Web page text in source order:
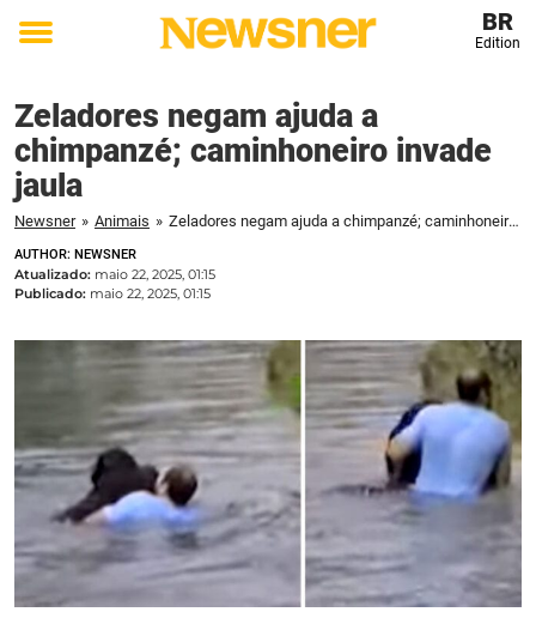
Toggle
BR
Edition
Zeladores negam ajuda a
chimpanzé; caminhoneiro invade
jaula
Newsner » Animais » Zeladores negam ajuda a chimpanzé; caminhoneiro invade jaula
AUTHOR: NEWSNER
Atualizado: maio 22, 2025, 01:15
Publicado: maio 22, 2025, 01:15